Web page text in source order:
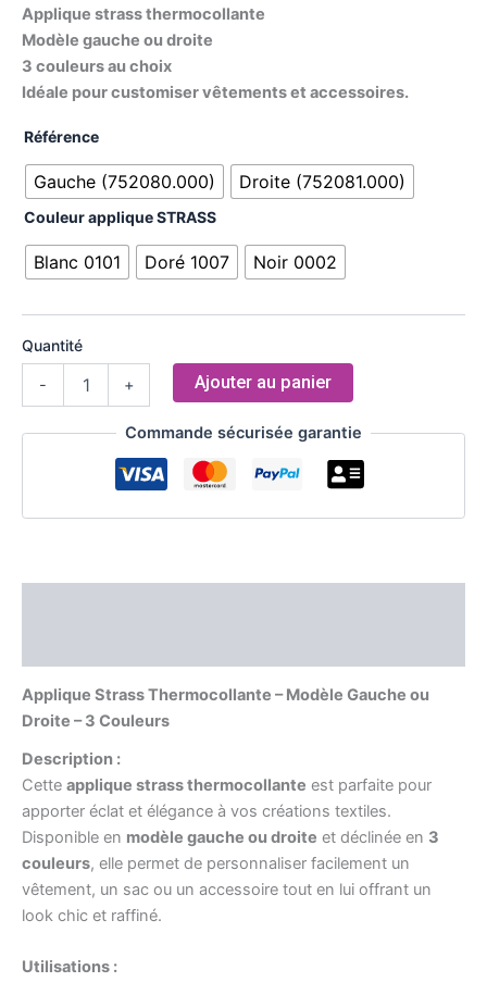
Applique strass thermocollante
Modèle gauche ou droite
3 couleurs au choix
Idéale pour customiser vêtements et accessoires.
Référence
Gauche (752080.000) Droite (752081.000)
Couleur applique STRASS
Blanc 0101 Doré 1007 Noir 0002
Quantité
- + Ajouter au panier
Commande sécurisée garantie
Applique Strass Thermocollante – Modèle Gauche ou
Droite – 3 Couleurs
Description :
Cette applique strass thermocollante est parfaite pour
apporter éclat et élégance à vos créations textiles.
Disponible en modèle gauche ou droite et déclinée en 3
couleurs, elle permet de personnaliser facilement un
vêtement, un sac ou un accessoire tout en lui offrant un
look chic et raffiné.
Utilisations :